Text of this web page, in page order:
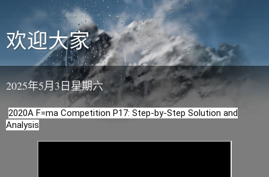
欢迎大家
2025年5月3日星期六
2020A F=ma Competition P17: Step-by-Step Solution and
Analysis